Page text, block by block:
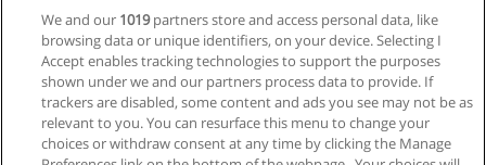
Baratono), sulla proprietà dei dati, sulle responsabilità, sui
nuovi contratti e sulle coperture assicurative e sulle forme
partnernariali.
FOR INTERNATIONAL STUDENTS
The regulatory framework and BIM make an important link in
constant evolution. The two compare each other in terms of
We and our 1019partners store and access personal data, like
browsing data or unique identifiers, on your device. Selecting I
Accept enables tracking technologies to support the purposes
shown under we and our partners process data to provide. If
trackers are disabled, some content and ads you see may not be as
relevant to you. You can resurface this menu to change your
choices or withdraw consent at any time by clicking the Manage